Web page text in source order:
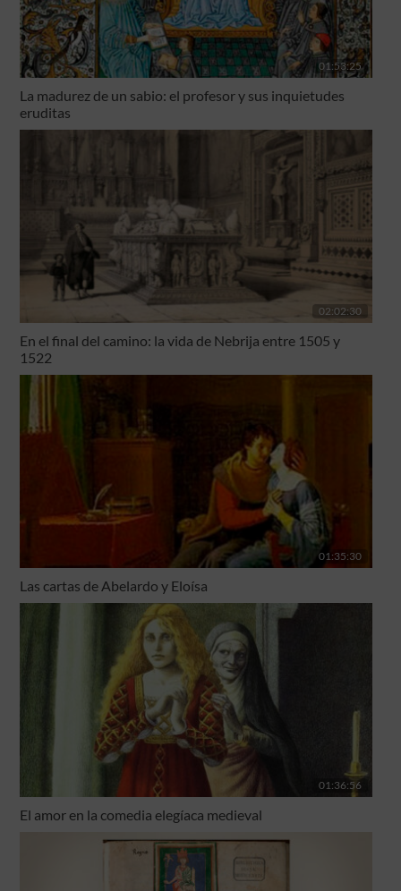
01:53:25
La madurez de un sabio: el profesor y sus inquietudes
eruditas
02:02:30
En el final del camino: la vida de Nebrija entre 1505 y
1522
01:35:30
Las cartas de Abelardo y Eloísa
01:36:56
El amor en la comedia elegíaca medieval